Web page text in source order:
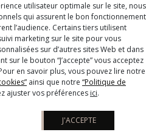
utilisateur optimale sur le site, nous
qui assurent le bon fonctionnement
l’audience. Certains tiers utilisent
marketing sur le site pour vous
sur d’autres sites Web et dans
sur le bouton “J’accepte” vous acceptez
en savoir plus, vous pouvez lire notre
ainsi que notre “Politique de
ajuster vos préférences ici.
J'ACCEPTE